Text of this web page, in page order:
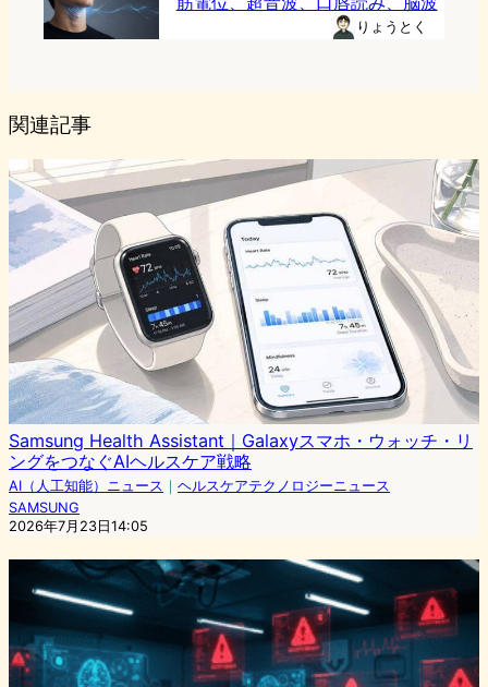
りょうとく
関連記事
Samsung Health Assistant｜Galaxyスマホ・ウォッチ・リ
ングをつなぐAIヘルスケア戦略
AI（人工知能）ニュース ｜ ヘルスケアテクノロジーニュース
SAMSUNG
2026年7月23日14:05